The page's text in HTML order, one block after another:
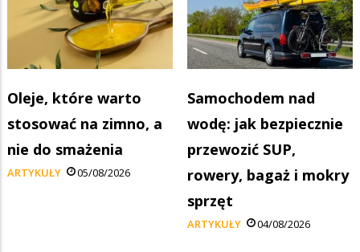
Oleje, które warto
stosować na zimno, a
nie do smażenia
ARTYKUŁY 05/08/2026
Samochodem nad
wodę: jak bezpiecznie
przewozić SUP,
rowery, bagaż i mokry
sprzęt
ARTYKUŁY 04/08/2026